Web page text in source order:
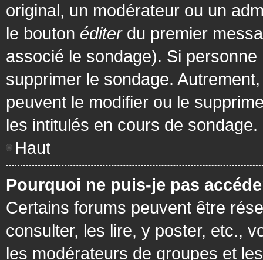
original, un modérateur ou un
le bouton éditerdu premier
associé le sondage). Si personne
supprimer le sondage.
peuvent le modifier ou le
les intitulés en cours de sondage.
Haut
Pourquoi ne puis-je pas
Certains forums peuvent être
consulter, les lire, y poster, etc.,
les modérateurs de groupes et